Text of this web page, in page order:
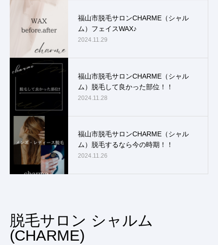
福山市脱毛サロンCHARME（シャル
ム）フェイスWAX♪
2024.11.29
福山市脱毛サロンCHARME（シャル
ム）脱毛して良かった部位！！
2024.11.28
福山市脱毛サロンCHARME（シャル
ム）脱毛するなら今の時期！！
2024.11.26
脱毛サロン シャルム
(CHARME)